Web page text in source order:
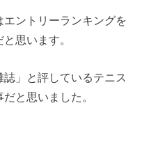
エントリーランキングを
思います。
」と評しているテニス
と思いました。